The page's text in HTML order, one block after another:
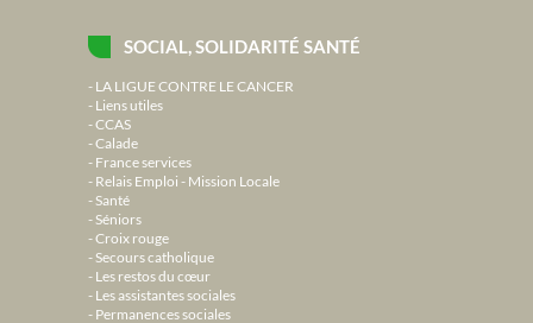
SOCIAL, SOLIDARITÉ SANTÉ
LA LIGUE CONTRE LE CANCER
Liens utiles
CCAS
Calade
France services
Relais Emploi - Mission Locale
Santé
Séniors
Croix rouge
Secours catholique
Les restos du cœur
Les assistantes sociales
Permanences sociales